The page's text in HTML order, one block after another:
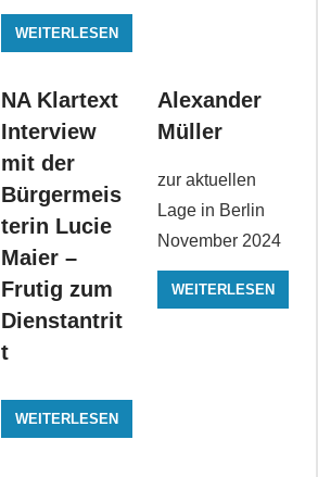
WEITERLESEN
NA Klartext
Interview
mit der
Bürgermeis
terin Lucie
Maier –
Frutig zum
Dienstantrit
t
WEITERLESEN
Alexander
Müller
zur aktuellen
Lage in Berlin
November 2024
WEITERLESEN